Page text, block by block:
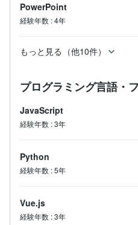
PowerPoint
経験年数 :4年
もっと見る（他10件）
プログラミング言語・
JavaScript
経験年数 :3年
Python
経験年数 :5年
Vue.js
経験年数 :3年